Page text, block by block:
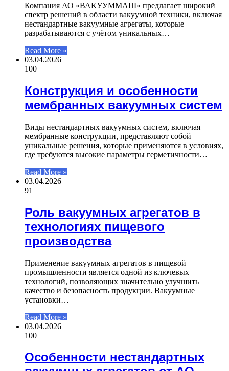
Компания АО «ВАКУУММАШ» предлагает широкий
спектр решений в области вакуумной техники, включая
нестандартные вакуумные агрегаты, которые
разрабатываются с учётом уникальных…
Read More »
03.04.2026
100
Конструкция и особенности
мембранных вакуумных систем
Виды нестандартных вакуумных систем, включая
мембранные конструкции, представляют собой
уникальные решения, которые применяются в условиях,
где требуются высокие параметры герметичности…
Read More »
03.04.2026
91
Роль вакуумных агрегатов в
технологиях пищевого
производства
Применение вакуумных агрегатов в пищевой
промышленности является одной из ключевых
технологий, позволяющих значительно улучшить
качество и безопасность продукции. Вакуумные
установки…
Read More »
03.04.2026
100
Особенности нестандартных